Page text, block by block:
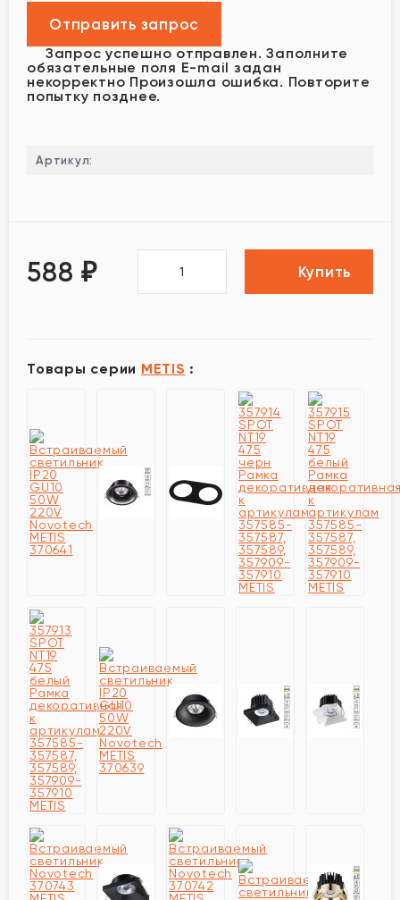
Запрос успешно отправлен. Заполните
обязательные поля E-mail задан
некорректно Произошла ошибка. Повторите
попытку позднее.
Артикул:
588 ₽ Купить
Товары серии METIS :